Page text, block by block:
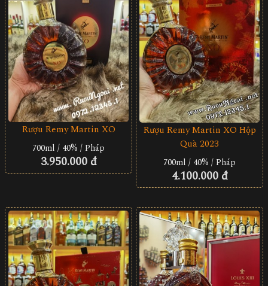
Rượu Remy Martin XO
700ml / 40% / Pháp
3.950.000 đ
Rượu Remy Martin XO Hộp
Quà 2023
700ml / 40% / Pháp
4.100.000 đ